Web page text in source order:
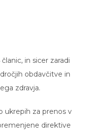
in sicer zaradi
obdavčitve in
zdravja.
ukrepih za prenos v
direktive